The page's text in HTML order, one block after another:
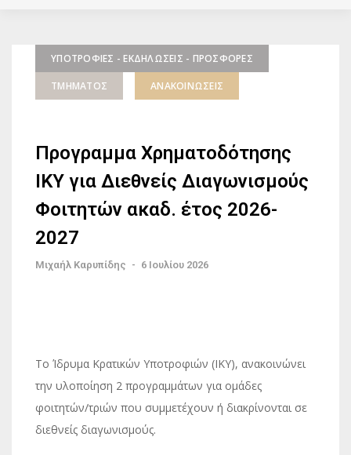
ΥΠΟΤΡΟΦΊΕΣ - ΕΚΔΗΛΏΣΕΙΣ - ΠΡΟΣΦΟΡΈΣ
ΤΜΉΜΑΤΟΣ ΑΝΑΚΟΙΝΏΣΕΙΣ
Προγραμμα Χρηματοδότησης
ΙΚΥ για Διεθνείς Διαγωνισμούς
Φοιτητών ακαδ. έτος 2026-
2027
Μιχαήλ Καρυπίδης - 6 Ιουλίου 2026
Το Ίδρυμα Κρατικών Υποτροφιών (ΙΚΥ), ανακοινώνει
την υλοποίηση 2 προγραμμάτων για ομάδες
φοιτητών/τριών που συμμετέχουν ή διακρίνονται σε
διεθνείς διαγωνισμούς.